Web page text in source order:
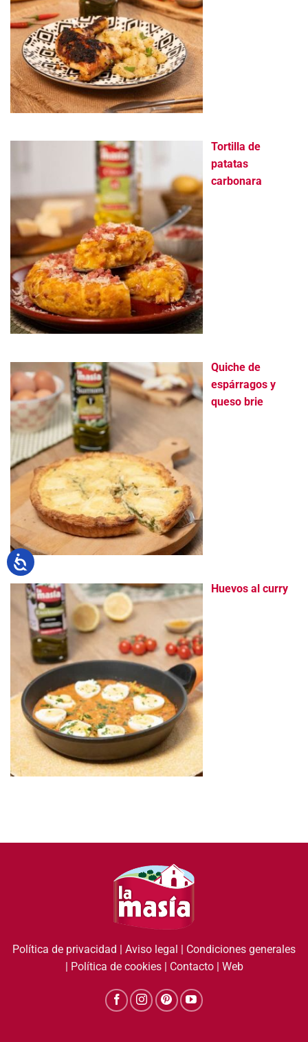
Tortilla de
patatas
carbonara
Quiche de
espárragos y
queso brie
Huevos al curry
Política de privacidad | Aviso legal | Condiciones generales
| Política de cookies| Contacto| Web